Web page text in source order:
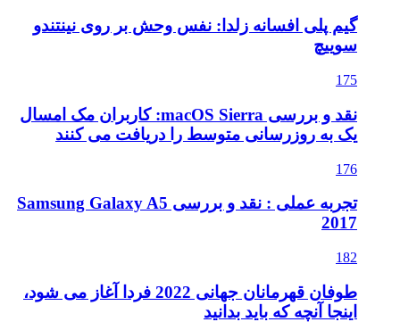
گیم پلی افسانه زلدا: نفس وحش بر روی نینتندو
سوییچ
175
نقد و بررسی macOS Sierra: کاربران مک امسال
یک به روزرسانی متوسط را دریافت می کنند
176
تجربه عملی : نقد و بررسی Samsung Galaxy A5
2017
182
طوفان قهرمانان جهانی 2022 فردا آغاز می شود،
اینجا آنچه که باید بدانید